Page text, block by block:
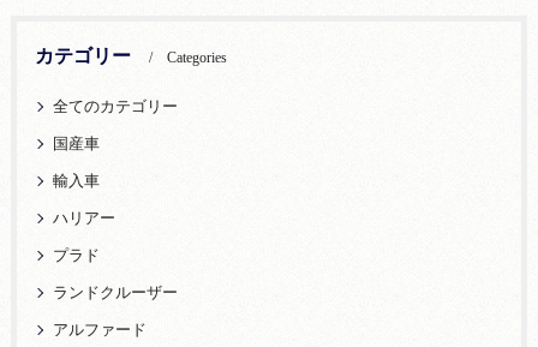
カテゴリー Categories
全てのカテゴリー
国産車
輸入車
ハリアー
プラド
ランドクルーザー
アルファード